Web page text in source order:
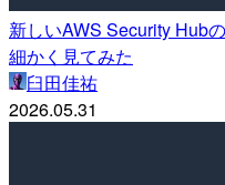
新しいAWS Security Hub
細かく見てみた
臼田佳祐
2026.05.31